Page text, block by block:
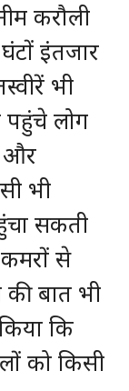
करौली
इंतजार
भी
लोग
और
भी
सकती
से
बात भी
कि
को किसी